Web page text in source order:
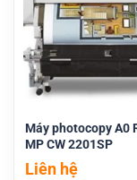
Máy photocopy A0
MP CW 2201SP
Liên hệ